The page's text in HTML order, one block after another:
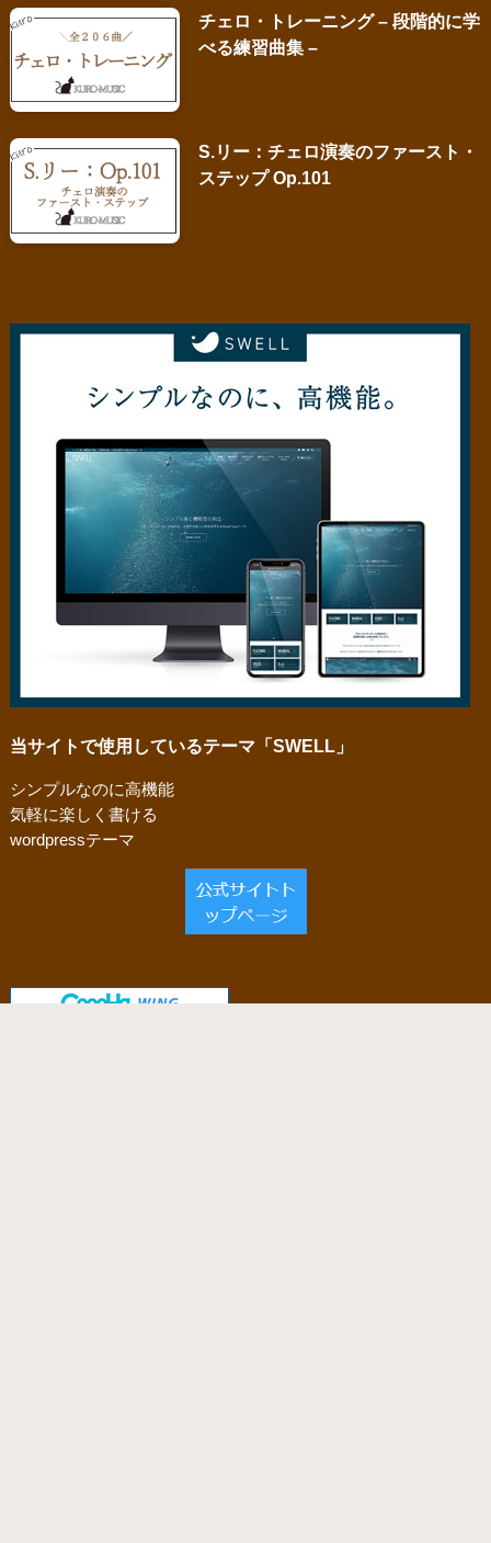
チェロ・トレーニング – 段階的に学
べる練習曲集 –
S.リー：チェロ演奏のファースト・
ステップ Op.101
当サイトで使用しているテーマ「SWELL」
シンプルなのに高機能
気軽に楽しく書ける
wordpressテーマ